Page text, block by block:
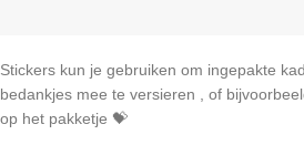
Stickers kun je gebruiken om ingepakte
bedankjes mee te versieren , of
op het pakketje 💝